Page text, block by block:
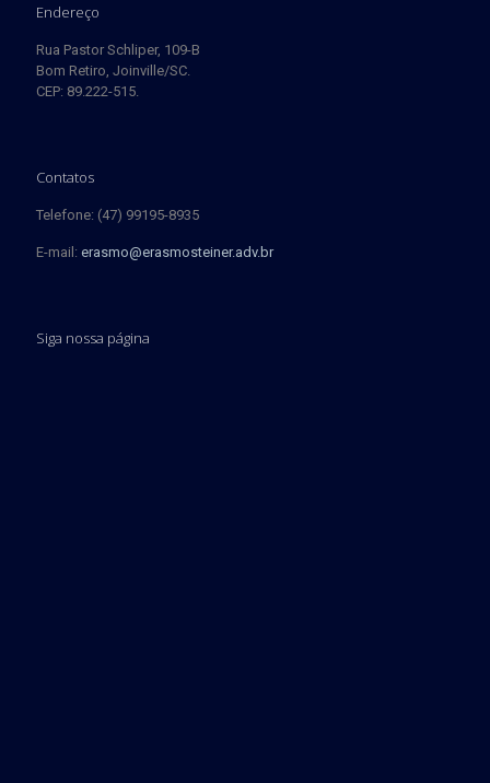
Endereço
Rua Pastor Schliper, 109-B
Bom Retiro, Joinville/SC.
CEP: 89.222-515.
Contatos
Telefone: (47) 99195-8935
E-mail: erasmo@erasmosteiner.adv.br
Siga nossa página